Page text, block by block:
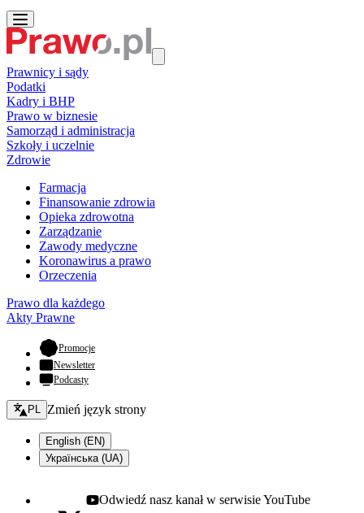
Prawnicy i sądy
Podatki
Kadry i BHP
Prawo w biznesie
Samorząd i administracja
Szkoły i uczelnie
Zdrowie
Farmacja
Finansowanie zdrowia
Opieka zdrowotna
Zarządzanie
Zawody medyczne
Koronawirus a prawo
Orzeczenia
Prawo dla każdego
Akty Prawne
Promocje- otwiera się w nowej karcie
Newsletter
Podcasty
Zmień język - bieżący:
PL Zmień język strony
English (EN)
Українська (UA)
Youtube - otwiera się w nowej karcie
Odwiedź nasz kanał w serwisie YouTube